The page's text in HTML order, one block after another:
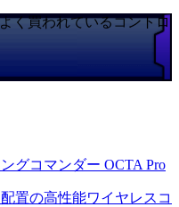
く買われているコントロ
グコマンダー OCTA Pro
置の高性能ワイヤレスコ